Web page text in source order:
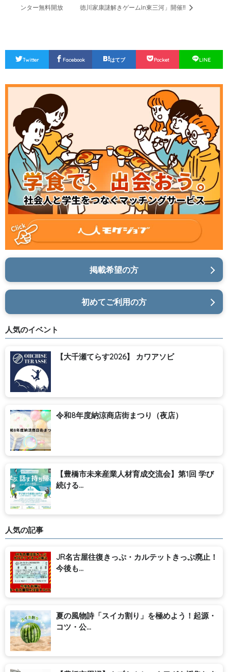
ンター無料開放 徳川家康謎解きゲームin東三河」開催‼
Twitter Facebook はてブ Pocket LINE
掲載希望の方
初めてご利用の方
人気のイベント
【大千瀬てらす2026】 カワアソビ
令和8年度納涼商店街まつり（夜店）
【豊橋市未来産業人材育成交流会】第1回 学び
続ける...
人気の記事
JR名古屋往復きっぷ・カルテットきっぷ廃止！
今後も...
夏の風物詩「スイカ割り」を極めよう！起源・
コツ・公...